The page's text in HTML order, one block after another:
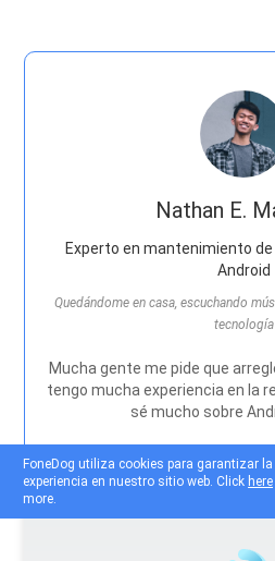
Nathan E.
Experto en mantenimiento
Android
Quedándome en casa, escuchando
tecnología
Mucha gente me pide que
tengo mucha experiencia en la
sé mucho sobre
FoneDog utiliza cookies para garantizar
experiencia en nuestro sitio web. Click here
more.